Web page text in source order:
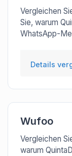
Vergleichen
Sie, warum
WhatsApp-
Details
Wufoo
Vergleichen
warum